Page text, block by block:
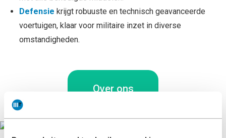
Defensiekrijgt robuuste en technisch geavanceerde
voertuigen, klaar voor militaire inzet in diverse
omstandigheden.
Over ons